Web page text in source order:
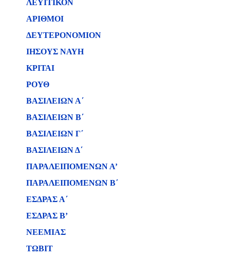
ΛΕΥΙΤΙΚΟΝ
ΑΡΙΘΜΟΙ
ΔΕΥΤΕΡΟΝΟΜΙΟΝ
ΙΗΣΟΥΣ ΝΑΥΗ
ΚΡΙΤΑΙ
ΡΟΥΘ
ΒΑΣΙΛΕΙΩΝ Α΄
ΒΑΣΙΛΕΙΩΝ B΄
ΒΑΣΙΛΕΙΩΝ Γ΄
ΒΑΣΙΛΕΙΩΝ Δ΄
ΠΑΡΑΛΕΙΠΟΜΕΝΩΝ Α’
ΠΑΡΑΛΕΙΠΟΜΕΝΩΝ Β΄
ΕΣΔΡΑΣ Α΄
ΕΣΔΡΑΣ Β’
ΝΕΕΜΙΑΣ
ΤΩΒΙΤ